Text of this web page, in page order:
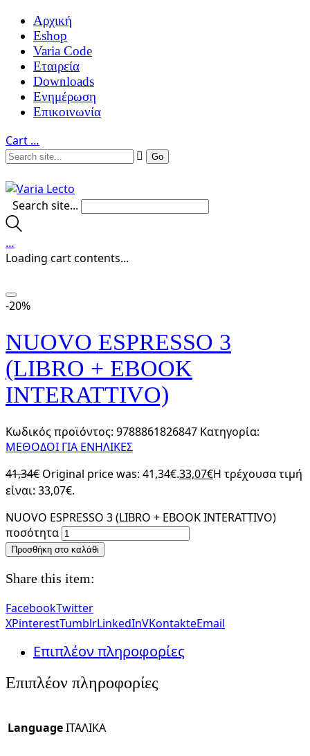
Αρχική
Eshop
Varia Code
Εταιρεία
Downloads
Ενημέρωση
Επικοινωνία
Cart …
Search site...
…
Loading cart contents...
-20%
NUOVO ESPRESSO 3
(LIBRO + EBOOK
INTERATTIVO)
Κωδικός προϊόντος: 9788861826847 Κατηγορία:
ΜΕΘΟΔΟΙ ΓΙΑ ΕΝΗΛΙΚΕΣ
41,34€ Original price was: 41,34€.33,07€Η τρέχουσα τιμή
είναι: 33,07€.
NUOVO ESPRESSO 3 (LIBRO + EBOOK INTERATTIVO)
ποσότητα
Προσθήκη στο καλάθι
Share this item:
FacebookTwitter
XPinterestTumblrLinkedInVKontakteEmail
Επιπλέον πληροφορίες
Επιπλέον πληροφορίες
LanguageΙΤΑΛΙΚΑ